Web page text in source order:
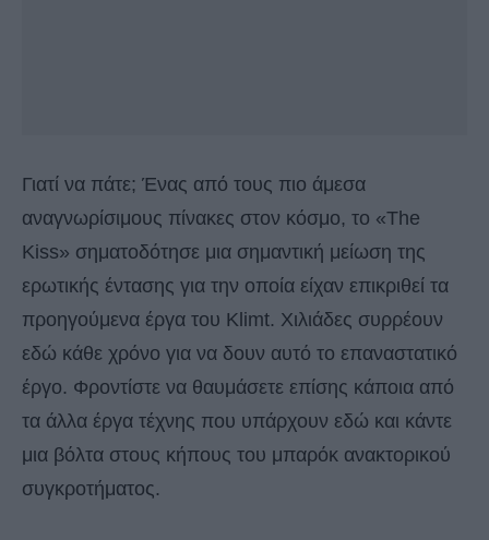
Γιατί να πάτε; Ένας από τους πιο άμεσα
αναγνωρίσιμους πίνακες στον κόσμο, το «The
Kiss» σηματοδότησε μια σημαντική μείωση της
ερωτικής έντασης για την οποία είχαν επικριθεί τα
προηγούμενα έργα του Klimt. Χιλιάδες συρρέουν
εδώ κάθε χρόνο για να δουν αυτό το επαναστατικό
έργο. Φροντίστε να θαυμάσετε επίσης κάποια από
τα άλλα έργα τέχνης που υπάρχουν εδώ και κάντε
μια βόλτα στους κήπους του μπαρόκ ανακτορικού
συγκροτήματος.